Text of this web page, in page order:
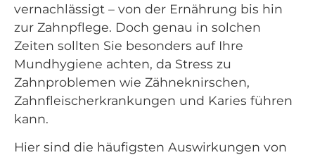
vernachlässigt – von der Ernährung bis hin
zur Zahnpflege. Doch genau in solchen
Zeiten sollten Sie besonders auf Ihre
Mundhygiene achten, da Stress zu
Zahnproblemen wie Zähneknirschen,
Zahnfleischerkrankungen und Karies führen
kann.
Hier sind die häufigsten Auswirkungen von